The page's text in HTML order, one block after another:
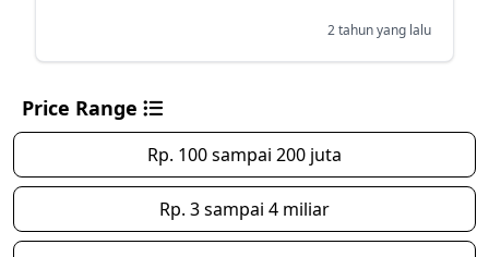
2 tahun yang lalu
Price Range
Rp. 100 sampai 200 juta
Rp. 3 sampai 4 miliar